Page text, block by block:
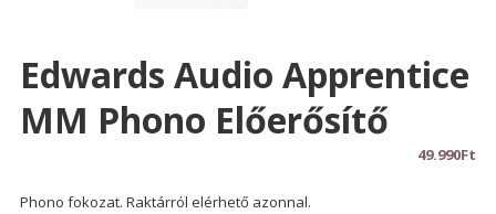
Edwards Audio Apprentice
MM Phono Előerősítő
49.990Ft
Phono fokozat. Raktárról elérhető azonnal.